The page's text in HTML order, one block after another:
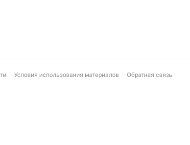
Условия использования материалов Обратная связь